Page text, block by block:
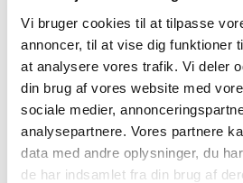
Vi bruger cookies til at tilpasse
annoncer, til at vise dig funktioner
at analysere vores trafik. Vi deler
din brug af vores website med
sociale medier,
analysepartnere. Vores partnere
data med andre oplysninger, du
de har indsamlet fra din brug af